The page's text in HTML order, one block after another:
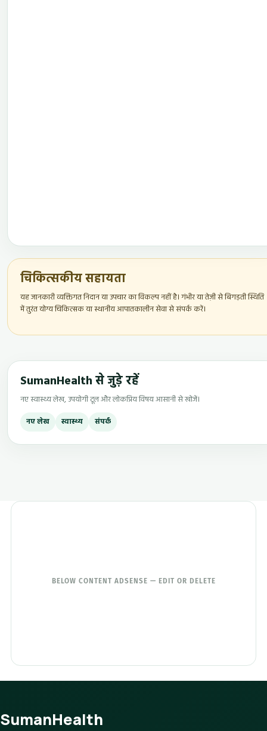
चिकित्सकीय सहायता
यह जानकारी व्यक्तिगत निदान या उपचार का विकल्प नहीं है। गंभीर या तेज़ी से बिगड़ती स्थिति
में तुरंत योग्य चिकित्सक या स्थानीय आपातकालीन सेवा से संपर्क करें।
SumanHealth से जुड़े रहें
नए स्वास्थ्य लेख, उपयोगी टूल और लोकप्रिय विषय आसानी से खोजें।
नए लेख स्वास्थ्य संपर्क
BELOW CONTENT ADSENSE — EDIT OR DELETE
SumanHealth